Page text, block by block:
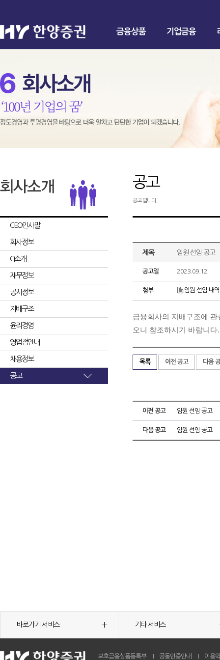
금융상품 기업금융
CEO인사말
회사정보
CI소개
재무정보
공시정보
지배구조
윤리경영
영업점안내
채용정보
공고
공고
공고 입니다.
제목 임원 선임 공고
공고일 2023.09.12
첨부 임원 선임 내
금융회사의 지배구조에
오니 참조하시기 바랍니다.
목록 이전 공고 다음
이전 공고 임원 선임 공고
다음 공고 임원 선임 공고
바로가기 서비스 기타 서비스
보호금융상품등록부 공동인증안내 이용